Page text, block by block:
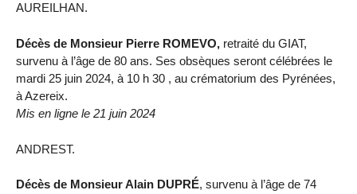
AUREILHAN.
Décès de Monsieur Pierre ROMEVO, retraité du GIAT,
survenu à l’âge de 80 ans. Ses obsèques seront célébrées le
mardi 25 juin 2024, à 10 h 30 , au crématorium des Pyrénées,
à Azereix.
Mis en ligne le 21 juin 2024
ANDREST.
Décès de Monsieur Alain DUPRÉ, survenu à l’âge de 74